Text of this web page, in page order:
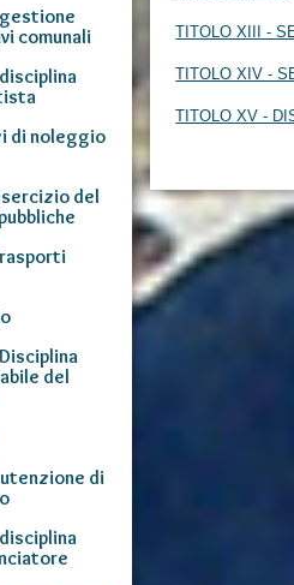
comunali
di noleggio
del
del
di
TITOLO XIII -
TITOLO XIV -
TITOLO XV -